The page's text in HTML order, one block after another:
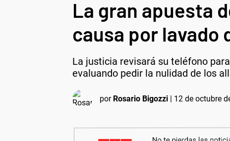
La gran apuesta
causa por lavado
La justicia revisará su teléfono
evaluando pedir la nulidad de los
por Rosario Bigozzi | 12 de octubre